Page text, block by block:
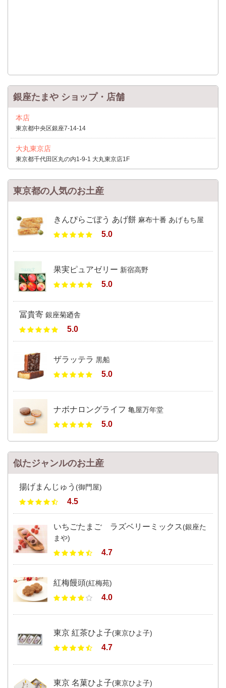
銀座たまや ショップ・店舗
本店
東京都中央区銀座7-14-14
大丸東京店
東京都千代田区丸の内1-9-1 大丸東京店1F
東京都の人気のお土産
きんぴらごぼう あげ餅 麻布十番 あげもち屋
5.0
果実ピュアゼリー 新宿高野
5.0
冨貴寄 銀座菊廼舎
5.0
ザラッテラ 黒船
5.0
ナボナロングライフ 亀屋万年堂
5.0
似たジャンルのお土産
揚げまんじゅう (御門屋)
4.5
いちごたまご ラズベリーミックス (銀座た
まや)
4.7
紅梅饅頭(紅梅苑)
4.0
東京 紅茶ひよ子(東京ひよ子)
4.7
東京 名菓ひよ子(東京ひよ子)